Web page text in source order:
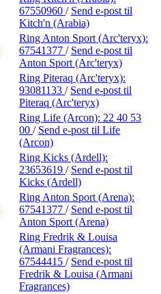
67550960 / Send e-post til
Kitch'n (Arabia)
Ring Anton Sport (Arc'teryx):
67541377 / Send e-post til
Anton Sport (Arc'teryx)
Ring Piteraq (Arc'teryx):
93081133 / Send e-post til
Piteraq (Arc'teryx)
Ring Life (Arcon): 22 40 53
00 / Send e-post til Life
(Arcon)
Ring Kicks (Ardell):
23653619 / Send e-post til
Kicks (Ardell)
Ring Anton Sport (Arena):
67541377 / Send e-post til
Anton Sport (Arena)
Ring Fredrik & Louisa
(Armani Fragrances):
67544415 / Send e-post til
Fredrik & Louisa (Armani
Fragrances)